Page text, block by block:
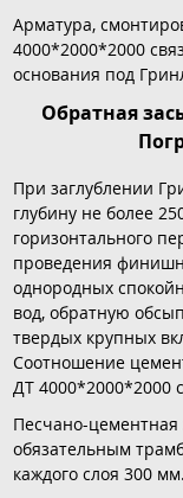
Арматура,
4000*2000*2000
основания под
Обратная
При заглублении
глубину не более
горизонтального
проведения
однородных
вод, обратную
твердых крупных
Соотношение
ДТ 4000*2000*2000
Песчано-цементная
обязательным
каждого слоя 300 мм.